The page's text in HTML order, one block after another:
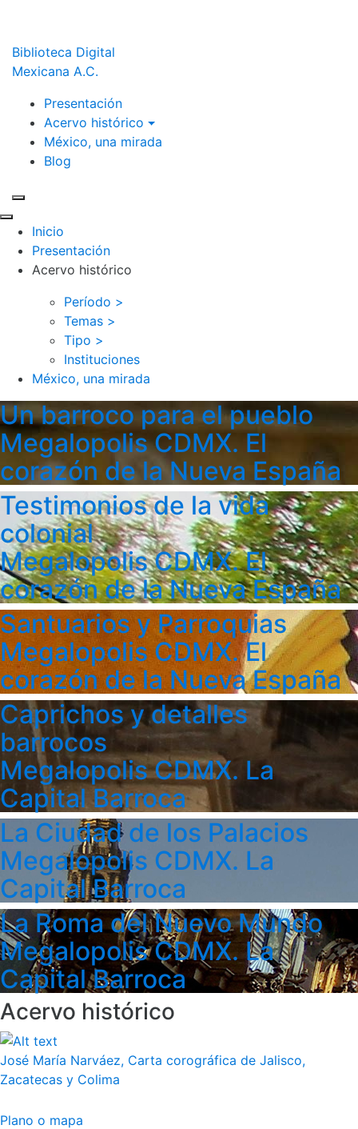
Biblioteca Digital
Mexicana A.C.
Presentación
Acervo histórico
México, una mirada
Blog
Inicio
Presentación
Acervo histórico
Período >
Temas >
Tipo >
Instituciones
México, una mirada
Un barroco para el pueblo
Megalopolis CDMX. El
corazón de la Nueva España
Testimonios de la vida
colonial
Megalopolis CDMX. El
corazón de la Nueva España
Santuarios y Parroquias
Megalopolis CDMX. El
corazón de la Nueva España
Caprichos y detalles
barrocos
Megalopolis CDMX. La
Capital Barroca
La Ciudad de los Palacios
Megalopolis CDMX. La
Capital Barroca
La Roma del Nuevo Mundo
Megalopolis CDMX. La
Capital Barroca
Acervo histórico
José María Narváez, Carta corográfica de Jalisco,
Zacatecas y Colima
Plano o mapa